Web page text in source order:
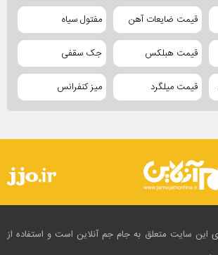
قیمت ضایعات آهن مفتول سیاه
قیمت هبلکس جک سقفی
قیمت میلگرد میز کنفرانس
این سایت متعلق به جام جم آنلاین است و استفاده از